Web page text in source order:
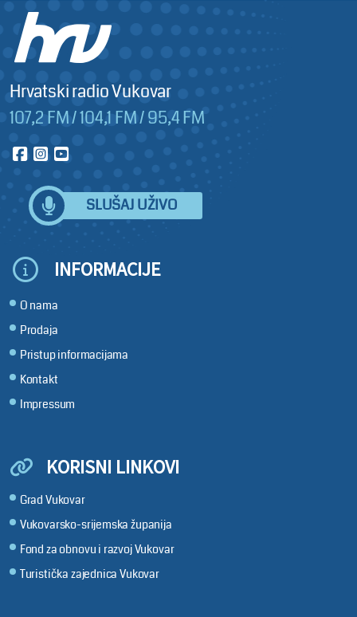
Hrvatski radio Vukovar
107,2 FM / 104,1 FM / 95,4 FM
SLUŠAJ UŽIVO
INFORMACIJE
O nama
Prodaja
Pristup informacijama
Kontakt
Impressum
KORISNI LINKOVI
Grad Vukovar
Vukovarsko-srijemska županija
Fond za obnovu i razvoj Vukovar
Turistička zajednica Vukovar